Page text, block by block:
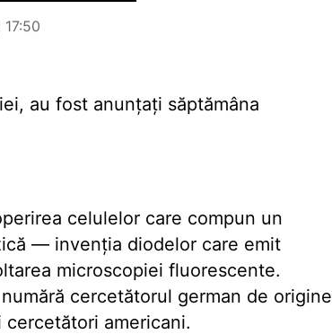
au fost anunțați săptămâna
celulelor care compun un
— invenția diodelor care emit
microscopiei fluorescente.
cercetătorul german de origine
americani.